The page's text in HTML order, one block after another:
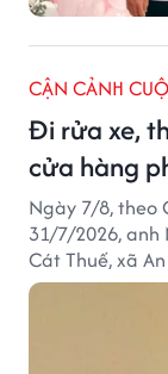
CẬN CẢNH
Đi rửa xe,
cửa hàng
Ngày 7/8, theo
31/7/2026, anh
Cát Thuế, xã
việc bị mất
xe còn có